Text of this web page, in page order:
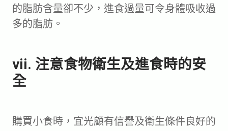
的脂肪含量卻不少，進食過量可令身體吸收過
多的脂肪。
vii. 注意食物衛生及進食時的安
全
購買小食時，宜光顧有信譽及衛生條件良好的